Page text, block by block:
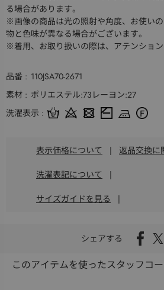
る場合があります。
※画像の商品は光の照射や角度、お使い
物と色味が異なる場合がございます。
※着用、お取り扱いの際は、アテンション
品番
110JSA70-2671
素材
ポリエステル:73レーヨン:27
洗濯表示
表示価格について | 返品交換に
洗濯表記について |
サイズガイドを見る |
シェアする
このアイテムを使ったスタッフコ